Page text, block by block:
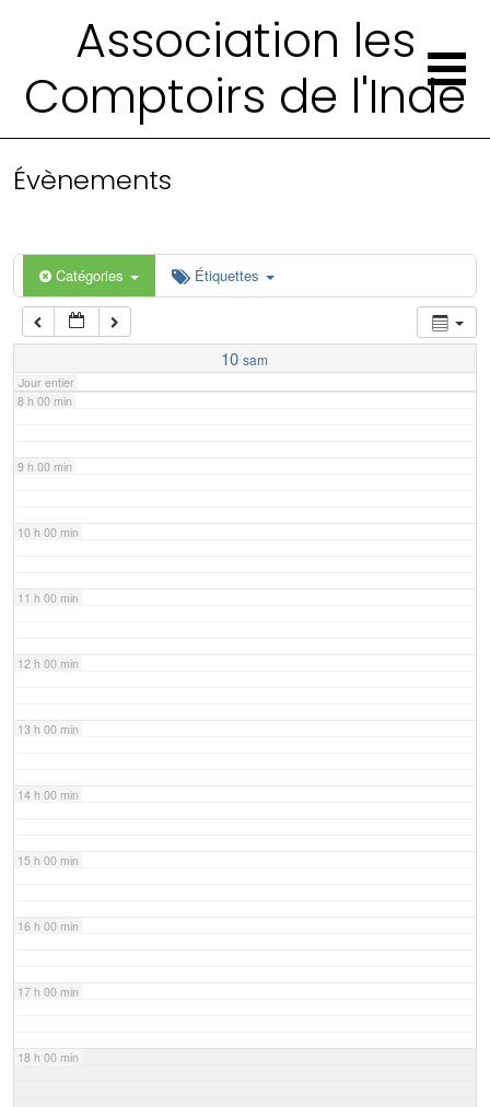
Association les
Comptoirs de l'Inde
Évènements
Catégories Étiquettes
10 sam
Jour entier
4 h 00 min
6 h 00 min
7 h 00 min
8 h 00 min
9 h 00 min
10 h 00 min
11 h 00 min
12 h 00 min
13 h 00 min
14 h 00 min
15 h 00 min
16 h 00 min
17 h 00 min
18 h 00 min